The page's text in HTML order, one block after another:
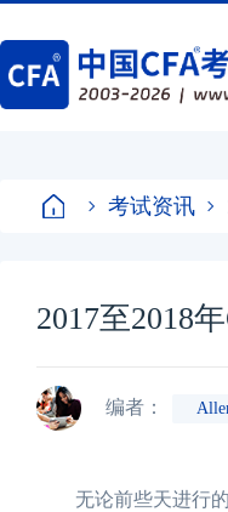
考试资讯
2017至2018
编者：
无论前些天进行的